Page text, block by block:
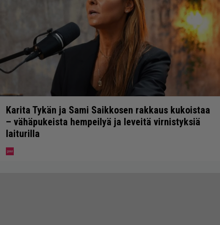
Karita Tykän ja Sami Saikkosen rakkaus kukoistaa
– vähäpukeista hempeilyä ja leveitä virnistyksiä
laiturilla